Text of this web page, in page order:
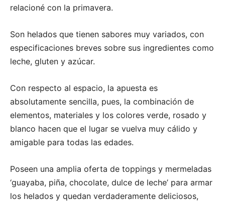
relacioné con la primavera.
Son helados que tienen sabores muy variados, con
especificaciones breves sobre sus ingredientes como
leche, gluten y azúcar.
Con respecto al espacio, la apuesta es
absolutamente sencilla, pues, la combinación de
elementos, materiales y los colores verde, rosado y
blanco hacen que el lugar se vuelva muy cálido y
amigable para todas las edades.
Poseen una amplia oferta de toppings y mermeladas
‘guayaba, piña, chocolate, dulce de leche’ para armar
los helados y quedan verdaderamente deliciosos,